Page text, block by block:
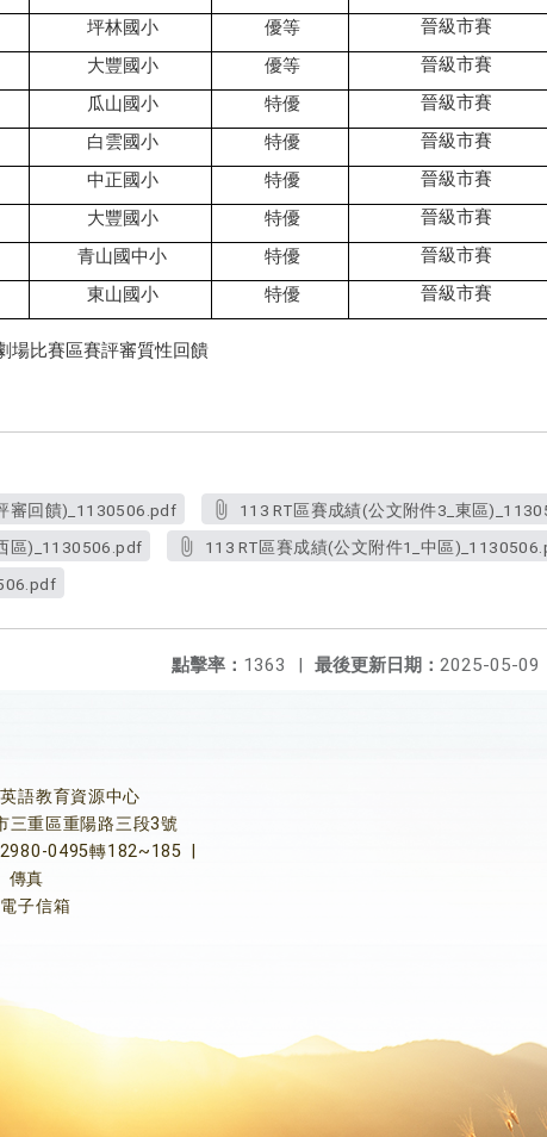
坪林國小 優等 晉級市賽
大豐國小 優等 晉級市賽
瓜山國小 特優 晉級市賽
白雲國小 特優 晉級市賽
中正國小 特優 晉級市賽
大豐國小 特優 晉級市賽
青山國中小 特優 晉級市賽
東山國小 特優 晉級市賽
場比賽區賽評審質性回饋
審回饋)_1130506.pdf
113 RT區賽成績(公文附件3_東區
區)_1130506.pdf
113 RT區賽成績(公文附件1_中區
最後更新日期： 2025-05-09
點擊率： 1363 |
語教育資源中心
三重區重陽路三段3號
0495轉182~185
傳真
電子信箱